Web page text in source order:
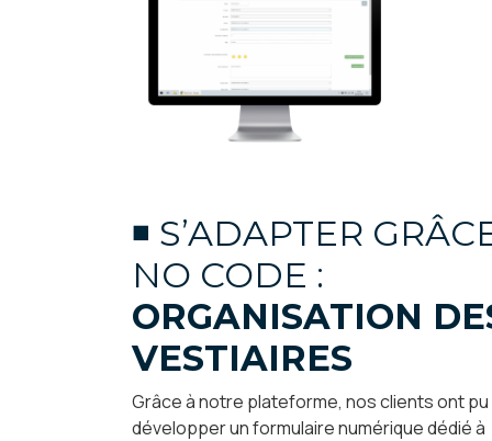
◾ S’ADAPTER
NO CODE :
ORGANISATION
VESTIAIRES
Grâce à notre plateforme, nos clients ont pu
développer un formulaire numérique dédié à